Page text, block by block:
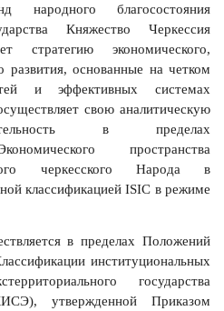
народного благосостояния
Княжество Черкессия
стратегию экономического,
развития, основанные на четком
и эффективных системах
свою аналитическую
в пределах
пространства
черкесского Народа в
классификацией ISIC в режиме
в пределах Положений
институциональных
государства
утвержденной Приказом